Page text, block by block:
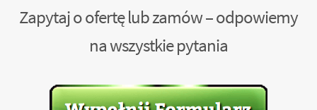
Zapytaj o ofertę lub zamów – odpowiemy
na wszystkie pytania